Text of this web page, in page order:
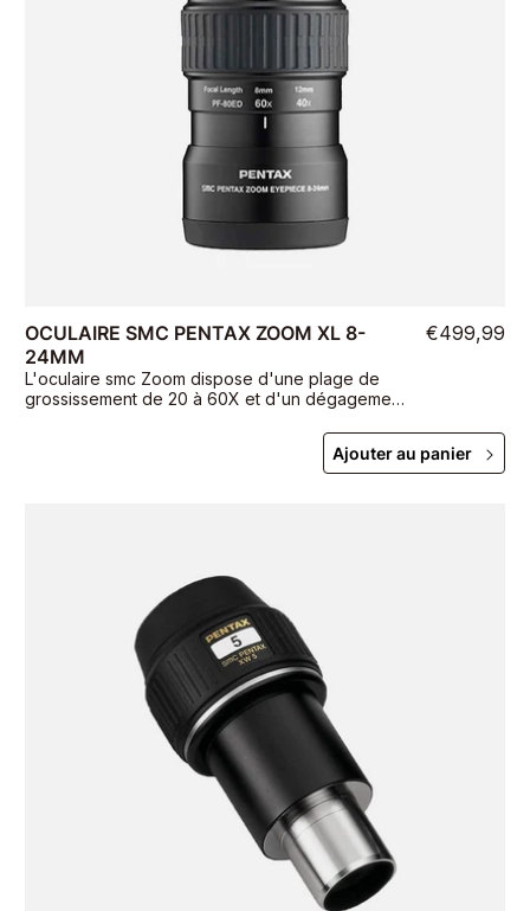
OCULAIRE SMC PENTAX ZOOM XL 8-
24MM
L'oculaire smc Zoom dispose d'une plage de
grossissement de 20 à 60X et d'un dégagement
€499,99
Ajouter au panier